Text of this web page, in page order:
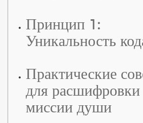
Принцип 1:
Уникальность
Практические
для расшифровки
миссии души